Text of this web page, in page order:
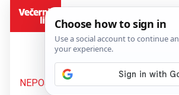
NEPOŠTIVANJE ZAKONA?